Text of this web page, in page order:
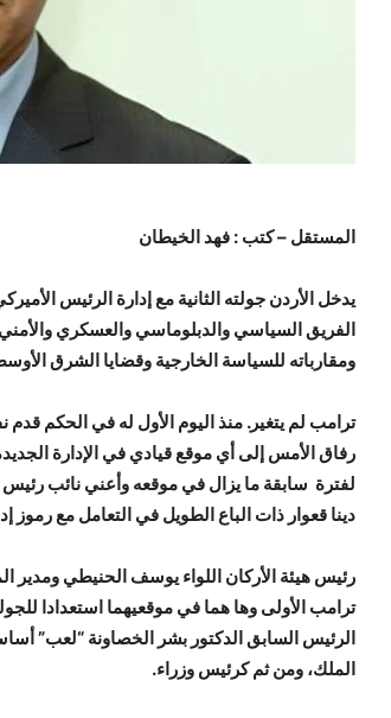
المستقل – كتب : فهد الخيطان
يدخل الأردن جولته الثانية مع إدارة الرئيس
الفريق السياسي والدبلوماسي والعسكري
ومقارباته للسياسة الخارجية وقضايا الشرق
ترامب لم يتغير. منذ اليوم الأول له في الحكم قدم
رفاق الأمس إلى أي موقع قيادي في الإدارة
لفترة سابقة ما يزال في موقعه وأعني نائب
دينا قعوار ذات الباع الطويل في التعامل مع رموز
رئيس هيئة الأركان اللواء يوسف الحنيطي ومدير
ترامب الأولى وها هما في موقعيهما استعدادا
الرئيس السابق الدكتور بشر الخصاونة “لعب”
الملك، ومن ثم كرئيس وزراء.